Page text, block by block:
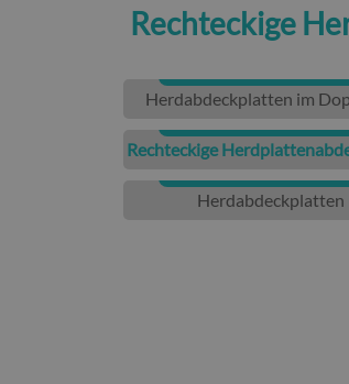
Rechteckige
Herdabdeckplatten im
Rechteckige
Herdabdeckplatten